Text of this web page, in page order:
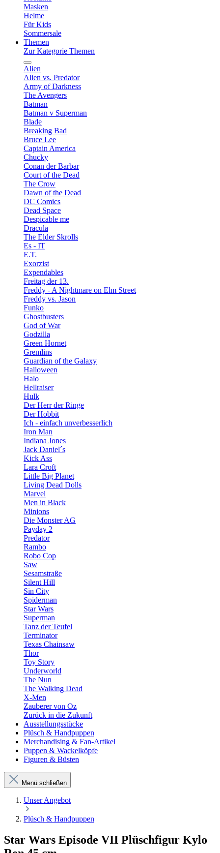
Masken
Helme
Für Kids
Sommersale
Themen
Zur Kategorie Themen
Alien
Alien vs. Predator
Army of Darkness
The Avengers
Batman
Batman v Superman
Blade
Breaking Bad
Bruce Lee
Captain America
Chucky
Conan der Barbar
Court of the Dead
The Crow
Dawn of the Dead
DC Comics
Dead Space
Despicable me
Dracula
The Elder Skrolls
Es - IT
E.T.
Exorzist
Expendables
Freitag der 13.
Freddy - A Nightmare on Elm Street
Freddy vs. Jason
Funko
Ghostbusters
God of War
Godzilla
Green Hornet
Gremlins
Guardian of the Galaxy
Halloween
Halo
Hellraiser
Hulk
Der Herr der Ringe
Der Hobbit
Ich - einfach unverbesserlich
Iron Man
Indiana Jones
Jack Daniel´s
Kick Ass
Lara Croft
Little Big Planet
Living Dead Dolls
Marvel
Men in Black
Minions
Die Monster AG
Payday 2
Predator
Rambo
Robo Cop
Saw
Sesamstraße
Silent Hill
Sin City
Spiderman
Star Wars
Superman
Tanz der Teufel
Terminator
Texas Chainsaw
Thor
Toy Story
Underworld
The Nun
The Walking Dead
X-Men
Zauberer von Oz
Zurück in die Zukunft
Ausstellungsstücke
Plüsch & Handpuppen
Merchandising & Fan-Artikel
Puppen & Wackelköpfe
Figuren & Büsten
Menü schließen
Unser Angebot
Plüsch & Handpuppen
Star Wars Episode VII Plüschfigur Kylo